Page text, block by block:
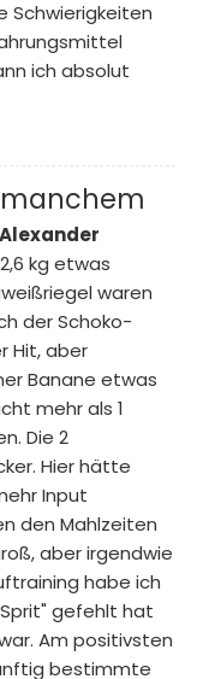
Schwierigkeiten
ich absolut
manchem
Alexander
kg etwas
waren
der Schoko-
Hit, aber
Banane etwas
mehr als 1
Die 2
Hier hätte
Input
den Mahlzeiten
aber irgendwie
habe ich
gefehlt hat
Am positivsten
bestimmte